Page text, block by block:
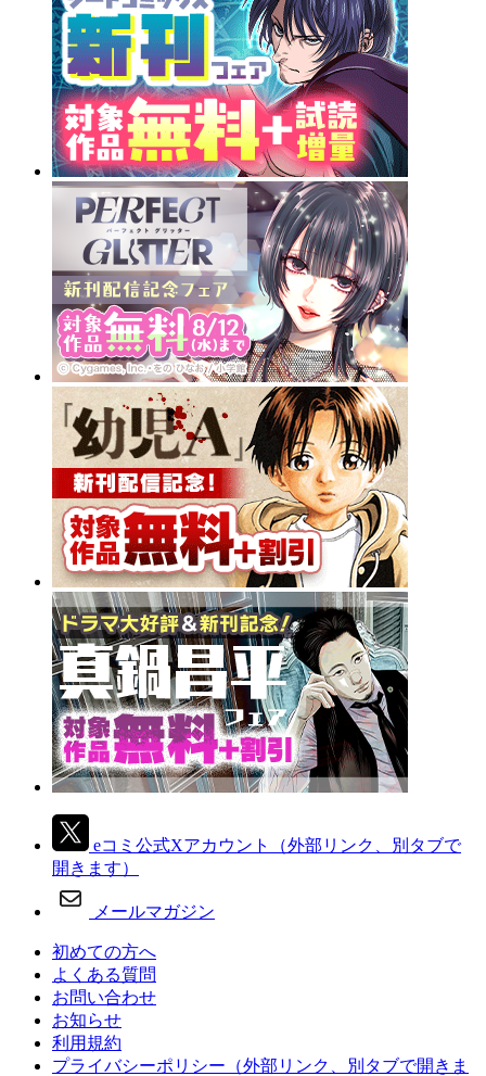
eコミ公式Xアカウント
（外部リンク、別タブで
開きます）
メールマガジン
初めての方へ
よくある質問
お問い合わせ
お知らせ
利用規約
プライバシーポリシー （外部リンク、別タブで開きま